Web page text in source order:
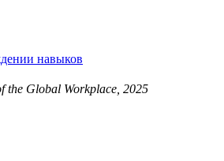
навыков
Global Workplace, 2025